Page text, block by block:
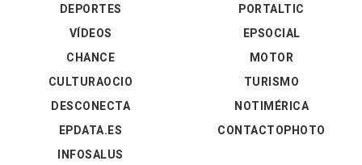
DEPORTES
VÍDEOS
PORTALTIC
EPSOCIAL
CHANCE
CULTURAOCIO
DESCONECTA
EPDATA.ES
INFOSALUS
MOTOR
TURISMO
NOTIMÉRICA
CONTACTOPHOTO